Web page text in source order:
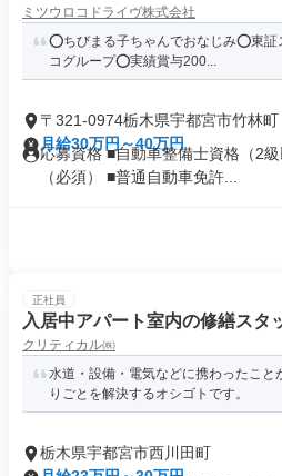
ミツウロコドライヴ株式会社
⭕️ちびまる子ちゃんでおなじみ⭕️東証
コグループ⭕️実績賞与200...
〒321-0974栃木県宇都宮市竹林町
月給30万円～40万円
応募資格 ■自動車整備士資格（2
（必須） ■普通自動車免許...
正社員
入居中アパート室内の修繕スタ
クリティカル㈱
水道・設備・電気などに携わったこと
りごとを解決するオシゴトです。
栃木県宇都宮市西川田町